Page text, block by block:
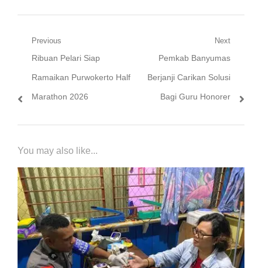
Navigasi
pos
Previous
Previous
post:
Ribuan Pelari Siap
Ramaikan Purwokerto Half
Marathon 2026
Next
Next
post:
Pemkab Banyumas
Berjanji Carikan Solusi
Bagi Guru Honorer
You may also like...